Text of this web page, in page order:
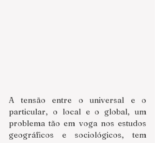
A tensão entre o universal e o
particular, o local e o global, um
problema tão em voga nos estudos
geográficos e sociológicos, tem